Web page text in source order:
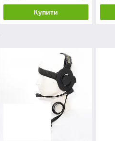
Купити